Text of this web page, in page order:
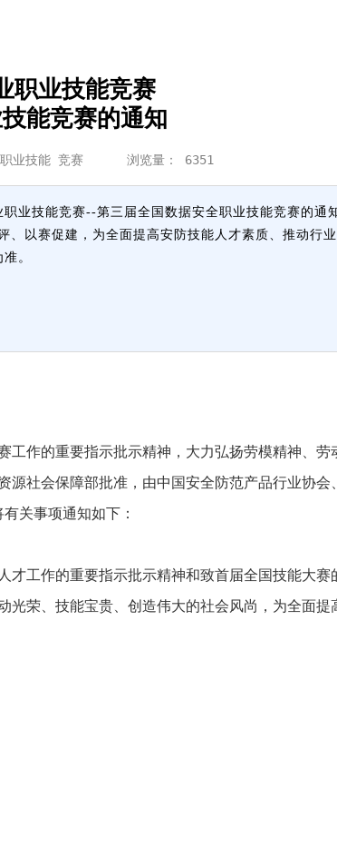
职业技能竞赛
能竞赛的通知
职业技能 竞赛 浏览量： 6351
业技能竞赛--第三届全国数据安全职业技能竞赛的通
以赛促建，为全面提高安防技能人才素质、推动行
。
作的重要指示批示精神，大力弘扬劳模精神、劳
社会保障部批准，由中国安全防范产品行业协
关事项通知如下：
工作的重要指示批示精神和致首届全国技能大赛
荣、技能宝贵、创造伟大的社会风尚，为全面